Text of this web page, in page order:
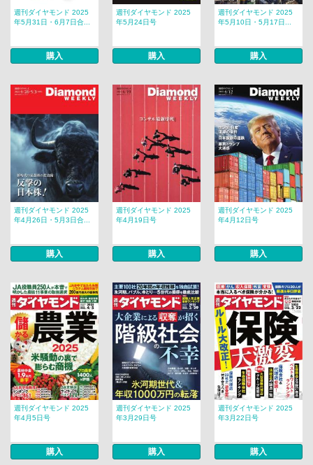
週刊ダイヤモンド 2025
年5月31日・6月7日合...
購入
週刊ダイヤモンド 2025
年5月24日号
購入
週刊ダイヤモンド 2025
年5月10日・5月17日...
購入
週刊ダイヤモンド 2025
年4月26日・5月3日合...
購入
週刊ダイヤモンド 2025
年4月19日号
購入
週刊ダイヤモンド 2025
年4月12日号
購入
週刊ダイヤモンド 2025
年4月5日号
購入
週刊ダイヤモンド 2025
年3月29日号
購入
週刊ダイヤモンド 2025
年3月22日号
購入